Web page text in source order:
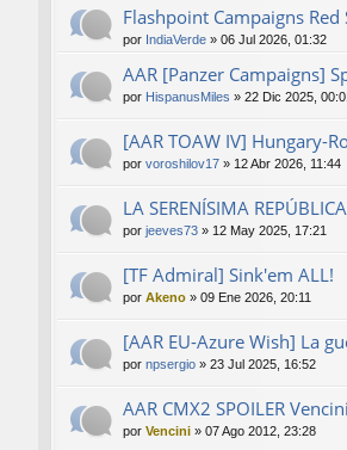
Flashpoint Campaigns
por IndiaVerde » 06 Jul 2026, 01:32
AAR [Panzer Campaigns]
por HispanusMiles » 22 Dic 2025,
[AAR TOAW IV] Hungary-
por voroshilov17 » 12 Abr 2026, 11:44
LA SERENÍSIMA
por jeeves73 » 12 May 2025, 17:21
[TF Admiral] Sink'em ALL!
por Akeno » 09 Ene 2026, 20:11
[AAR EU-Azure Wish] La
por npsergio » 23 Jul 2025, 16:52
AAR CMX2 SPOILER
por Vencini » 07 Ago 2012, 23:28